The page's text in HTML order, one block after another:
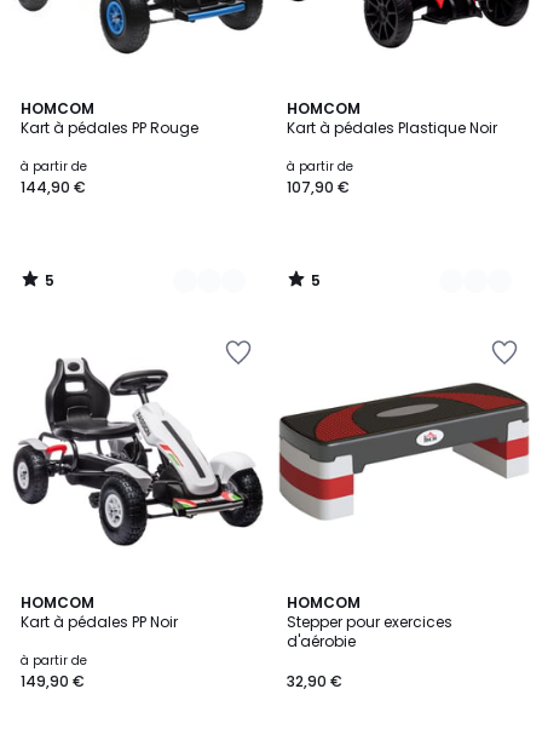
HOMCOM
Kart à pédales PP Rouge
à partir de
144,90 €
5
/
2
Couleurs
5
/
HOMCOM
Kart à pédales Plastique Noir
à partir de
107,90 €
5
/
2
Couleurs
5
/
HOMCOM
Kart à pédales PP Noir
à partir de
149,90 €
2
Couleurs
HOMCOM
Stepper pour exercices
d'aérobie
32,90 €
5
/
5
2
Couleurs